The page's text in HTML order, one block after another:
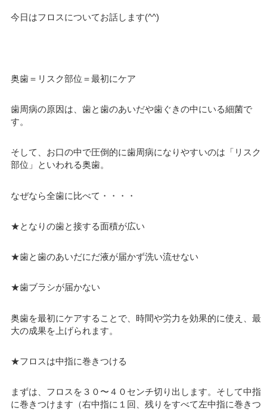
今日はフロスについてお話します(^^)
奥歯＝リスク部位＝最初にケア
歯周病の原因は、歯と歯のあいだや歯ぐきの中にいる細菌で
す。
そして、お口の中で圧倒的に歯周病になりやすいのは「リスク
部位」といわれる奥歯。
なぜなら全歯に比べて・・・・
★となりの歯と接する面積が広い
★歯と歯のあいだにだ液が届かず洗い流せない
★歯ブラシが届かない
奥歯を最初にケアすることで、時間や労力を効果的に使え、最
大の成果を上げられます。
★フロスは中指に巻きつける
まずは、フロスを３０〜４０センチ切り出します。そして中指
に巻きつけます（右中指に１回、残りをすべて左中指に巻きつ